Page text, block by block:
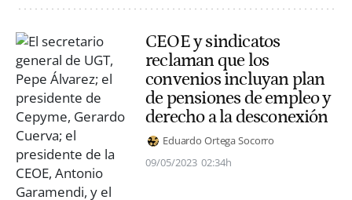
CEOE y sindicatos
reclaman que los
convenios incluyan plan
de pensiones de empleo y
derecho a la desconexión
Eduardo Ortega Socorro
09/05/2023 02:34h